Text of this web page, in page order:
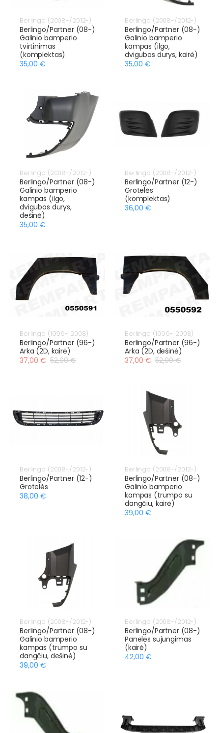
Berlingo (2008-/2012-)
Berlingo/Partner (08-)
Galinio bamperio
tvirtinimas
(komplektas)
35,00 €
Berlingo (2008-/2012-)
Berlingo/Partner (08-)
Galinio bamperio
kampas (ilgo,
dvigubos durys, kairė)
35,00 €
Berlingo (2008-/2012-)
Berlingo/Partner (08-)
Galinio bamperio
kampas (ilgo,
dvigubos durys,
dešinė)
35,00 €
Berlingo (2008-/2012-)
Berlingo/Partner (12-)
Grotelės
(komplektas)
36,00 €
Berlingo (1996- 2008)
Berlingo/Partner (96-)
Arka (2D, kairė)
37,00 € 52,00 €
Berlingo (1996- 2008)
Berlingo/Partner (96-)
Arka (2D, dešinė)
37,00 € 52,00 €
Berlingo (2008-/2012-)
Berlingo/Partner (12-)
Grotelės
38,00 €
Berlingo (2008-/2012-)
Berlingo/Partner (08-)
Galinio bamperio
kampas (trumpo su
dangčiu, kairė)
39,00 €
Berlingo (2008-/2012-)
Berlingo/Partner (08-)
Galinio bamperio
kampas (trumpo su
dangčiu, dešinė)
39,00 €
Berlingo (2008-/2012-)
Berlingo/Partner (08-)
Panelės sujungimas
(kairė)
42,00 €